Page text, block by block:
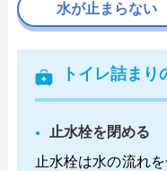
トイレ詰まり
止水栓を閉める
止水栓は水の流れ
水が止まらない